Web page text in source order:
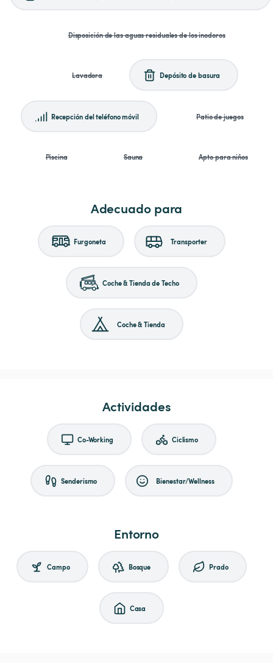
Disposición de las aguas residuales de los inodoros
Lavadora Depósito de basura
Recepción del teléfono móvil Patio de juegos
Piscina Sauna Apto para niños
Adecuado para
Furgoneta Transporter
Coche & Tienda de Techo
Coche & Tienda
Actividades
Co-Working Ciclismo
Senderismo Bienestar/Wellness
Entorno
Campo Bosque Prado
Casa